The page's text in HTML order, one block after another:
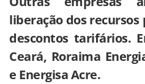
liberação dos recursos
descontos tarifários.
Ceará, Roraima
e Energisa Acre.